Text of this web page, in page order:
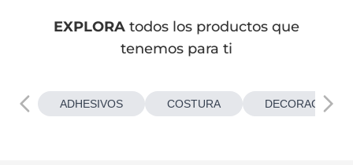
EXPLORA todos los productos que
tenemos para ti
ADHESIVOS COSTURA